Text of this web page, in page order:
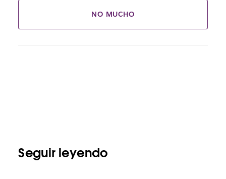
NO MUCHO
Seguir leyendo